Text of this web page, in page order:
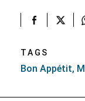
TAGS
Bon Appétit,